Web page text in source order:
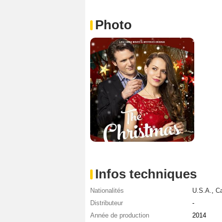
Photo
Infos techniques
Nationalités U.S.A.,
Distributeur
-
Année de production
2014